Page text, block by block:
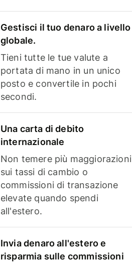
Gestisci il tuo denaro a livello
globale.
Tieni tutte le tue valute a
portata di mano in un unico
posto e convertile in pochi
secondi.
Una carta di debito
internazionale
Non temere più maggiorazioni
sui tassi di cambio o
commissioni di transazione
elevate quando spendi
all'estero.
Invia denaro all'estero e
risparmia sulle commissioni